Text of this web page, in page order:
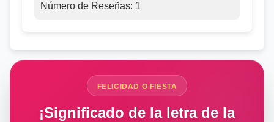
Número de Reseñas: 1
FELICIDAD O FIESTA
¡Significado de la letra de la